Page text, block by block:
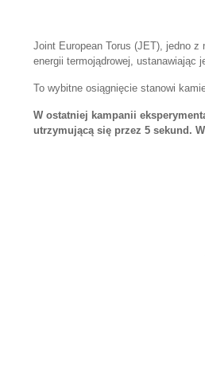
Joint European Torus (JET), jedno
energii termojądrowej, ustanawiając
To wybitne osiągnięcie stanowi
W ostatniej kampanii
utrzymującą się przez 5 sekund.